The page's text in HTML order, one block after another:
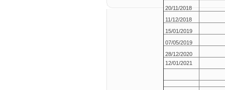
20/11/2018
11/12/2018
15/01/2019
07/05/2019
28/12/2020
12/01/2021